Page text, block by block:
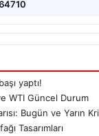
yaptı!
WTI Güncel Durum
Bugün ve Yarın
Tasarımları